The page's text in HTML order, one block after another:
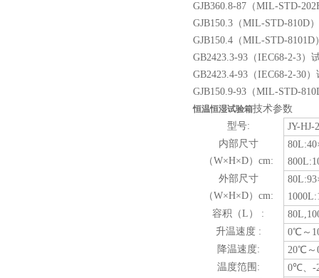
GJB360.8-87（MIL-STD-
GJB150.3（MIL-STD-810D
GJB150.4（MIL-STD-
GB2423.3-93（IEC68-2-3）
GB2423.4-93（IEC68-2-30
GJB150.9-93（MIL-STD-
恒温恒湿试验箱技术参数
型号:
JY-HJ-
内部尺寸
（W×H×D）cm:
外部尺寸
（W×H×D）cm:
容积（L） :
升温速度 :
0℃～
降温速度:
20℃～
温度笵围:
0℃、-